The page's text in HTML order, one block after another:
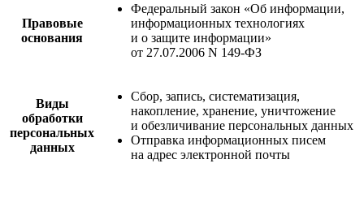
Правовые
основания
Федеральный закон «Об информации,
информационных технологиях
и о защите информации»
от 27.07.2006 N 149-ФЗ
Виды
обработки
персональных
данных
Сбор, запись, систематизация,
накопление, хранение, уничтожение
и обезличивание персональных данных
Отправка информационных писем
на адрес электронной почты